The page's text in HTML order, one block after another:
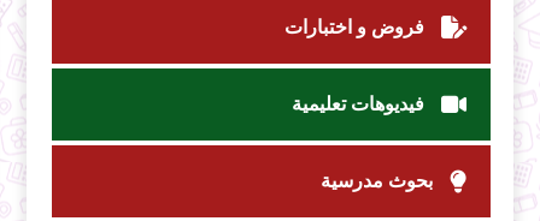
فروض و اختبارات
فيديوهات تعليمية
بحوث مدرسية